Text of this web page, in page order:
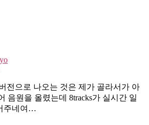
전으로 나오는 것은 제가 골라서가 아
음원을 올렸는데 8tracks가 실시간 일
주네여…